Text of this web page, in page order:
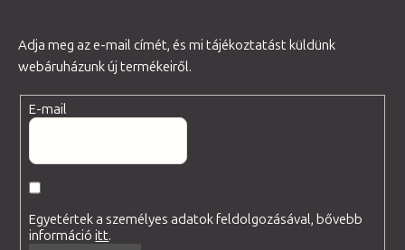
Adja meg az e-mail címét, és mi tájékoztatást küldünk
webáruházunk új termékeiről.
E-mail
Egyetértek a személyes adatok feldolgozásával, bővebb
információitt.